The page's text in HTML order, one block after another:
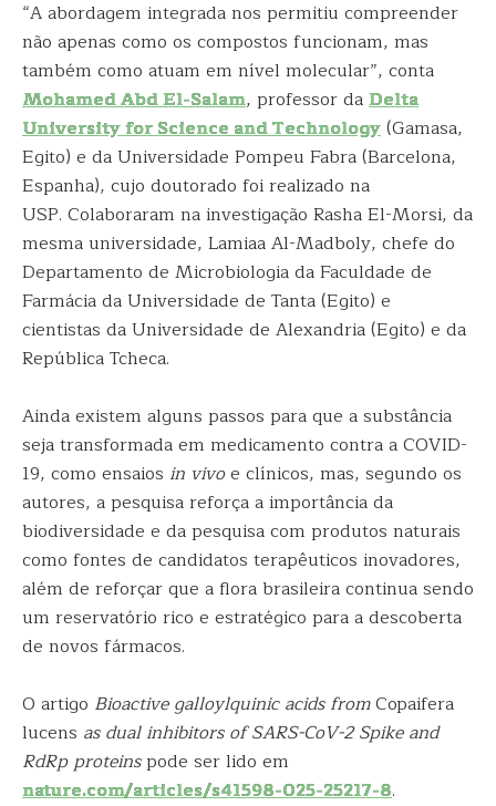
“A abordagem integrada nos permitiu compreender
não apenas como os compostos funcionam, mas
também como atuam em nível molecular”, conta
Mohamed Abd El-Salam, professor daDelta
University for Science and Technology(Gamasa,
Egito) e da Universidade Pompeu Fabra (Barcelona,
Espanha), cujo doutorado foi realizado na
USP. Colaboraram na investigação Rasha El-Morsi, da
mesma universidade, Lamiaa Al-Madboly, chefe do
Departamento de Microbiologia da Faculdade de
Farmácia da Universidade de Tanta (Egito) e
cientistas da Universidade de Alexandria (Egito) e da
República Tcheca.
Ainda existem alguns passos para que a substância
seja transformada em medicamento contra a COVID-
19, como ensaios in vivoe clínicos, mas, segundo os
autores, a pesquisa reforça a importância da
biodiversidade e da pesquisa com produtos naturais
como fontes de candidatos terapêuticos inovadores,
além de reforçar que a flora brasileira continua sendo
um reservatório rico e estratégico para a descoberta
de novos fármacos.
O artigo Bioactive galloylquinic acids fromCopaifera
lucens as dual inhibitors of SARS-CoV-2 Spike and
RdRp proteinspode ser lido em
nature.com/articles/s41598-025-25217-8.